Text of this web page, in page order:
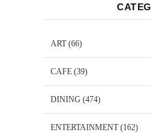
ART(66)
CAFE (39)
DINING (474)
ENTERTAINMENT(162)